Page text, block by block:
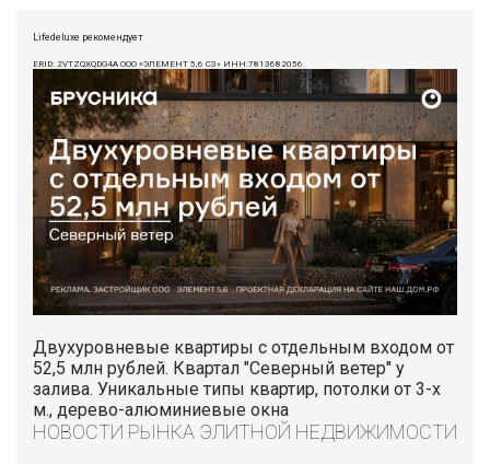
Lifedeluxe рекомендует
ERID: 2VTZQXQDG4A ООО «ЭЛЕМЕНТ 5,6 СЗ» ИНН:7813682056
Двухуровневые квартиры с отдельным входом от
52,5 млн рублей. Квартал "Северный ветер" у
залива. Уникальные типы квартир, потолки от 3-х
м., дерево-алюминиевые окна
НОВОСТИ РЫНКА ЭЛИТНОЙ НЕДВИЖИМОСТИ